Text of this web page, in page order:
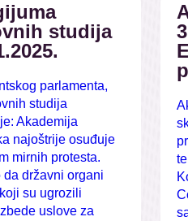
studija
parlamenta,
studija
Akademija
najoštrije osuđuje
mirnih protesta.
državni organi
su ugrozili
uslove za